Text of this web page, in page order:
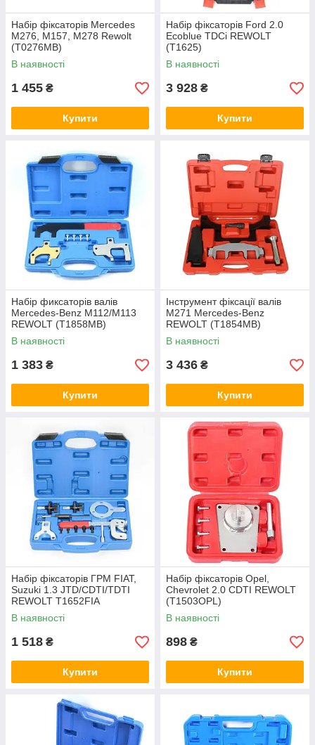
Набір фіксаторів Mercedes
M276, M157, M278 Rewolt
(T0276MB)
В наявності
1 455 ₴
Купити
Набір фіксаторів Ford 2.0
Ecoblue TDCi REWOLT
(T1625)
В наявності
3 928 ₴
Купити
Набір фиксаторів валів
Mercedes-Benz M112/M113
REWOLT (T1858MB)
В наявності
1 383 ₴
Купити
Інструмент фіксації валів
M271 Mercedes-Benz
REWOLT (T1854MB)
В наявності
3 436 ₴
Купити
Набір фіксаторів ГРМ FIAT,
Suzuki 1.3 JTD/CDTI/TDTI
REWOLT T1652FIA
В наявності
1 518 ₴
Купити
Набір фіксаторів Opel,
Chevrolet 2.0 CDTI REWOLT
(T1503OPL)
В наявності
898 ₴
Купити